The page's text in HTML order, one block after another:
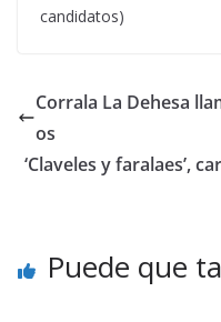
candidatos)
Corrala La Dehesa
os
‘Claveles y faralaes’,
Puede que